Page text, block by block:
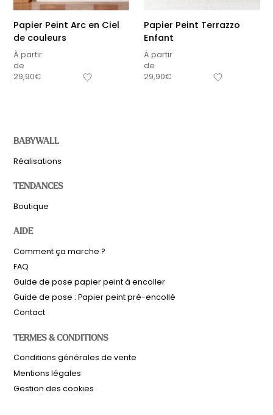
Hors frais de livraison
Voir le panier
Papier Peint Arc en Ciel
de couleurs
À partir
de
29,90€
Papier Peint Terrazzo
Enfant
À partir
de
29,90€
BABYWALL
Réalisations
TENDANCES
Boutique
AIDE
Comment ça marche ?
FAQ
Guide de pose papier peint à encoller
Guide de pose : Papier peint pré-encollé
Contact
TERMES & CONDITIONS
Conditions générales de vente
Mentions légales
Gestion des cookies